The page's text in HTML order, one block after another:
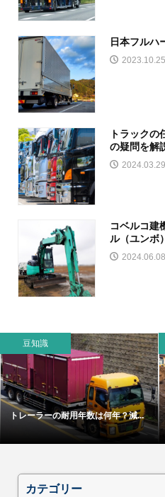
日本フルハ
2023.10.25
トラックの
の疑問を解
2024.03.29
コベルコ建
ル（ユンボ
2024.06.08
豆知識
トレーラーの耐用年数は何年？減...
カテゴリー